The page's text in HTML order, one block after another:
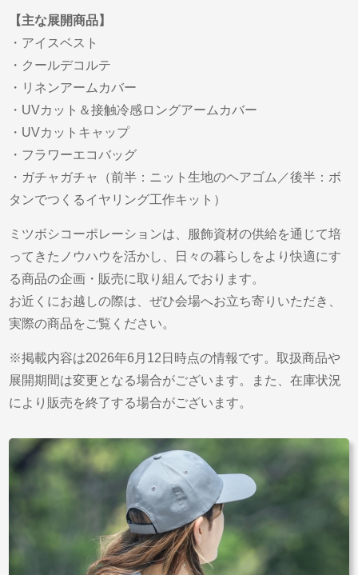
【主な展開商品】
・アイスベスト
・クールデコルテ
・リネンアームカバー
・UVカット＆接触冷感ロングアームカバー
・UVカットキャップ
・フラワーエコバッグ
・ガチャガチャ（前半：ニット生地のヘアゴム／後半：ボ
タンでつくるイヤリング工作キット）
ミツボシコーポレーションは、服飾資材の供給を通じて培
ってきたノウハウを活かし、日々の暮らしをより快適にす
る商品の企画・販売に取り組んでおります。
お近くにお越しの際は、ぜひ会場へお立ち寄りいただき、
実際の商品をご覧ください。
※掲載内容は2026年6月12日時点の情報です。取扱商品や
展開期間は変更となる場合がございます。また、在庫状況
により販売を終了する場合がございます。